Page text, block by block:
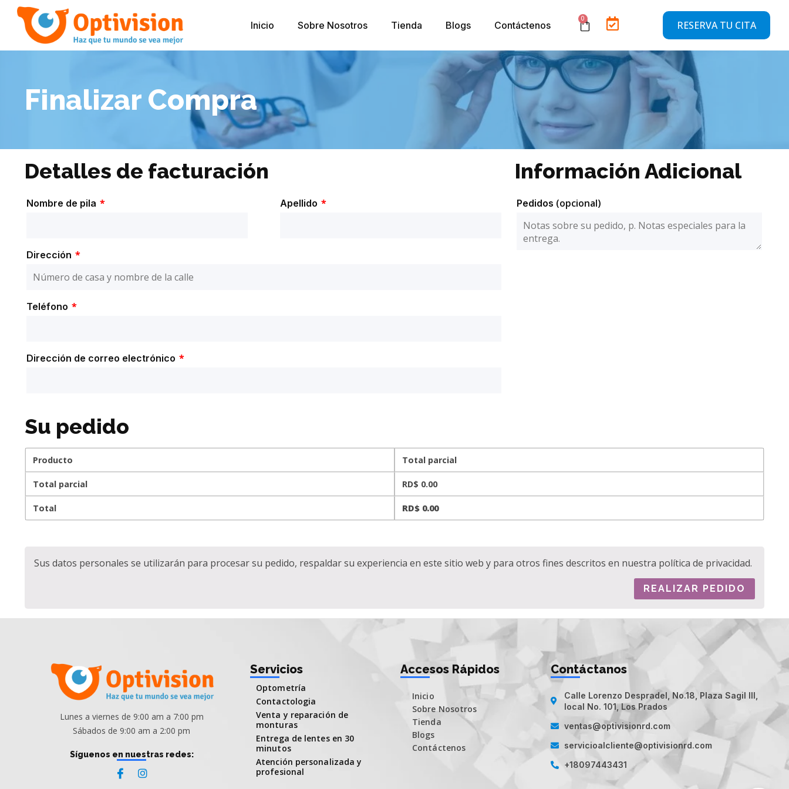
Inicio Sobre Nosotros Tienda Blogs Contáctenos RESERVA TU CITA
Finalizar Compra
Detalles de facturación
Nombre de pila * Apellido *
Dirección *
Teléfono *
Dirección de correo electrónico *
Información Adicional
Pedidos (opcional)
Su pedido
Producto Total parcial
Total parcial RD$ 0.00
Total RD$ 0.00
Sus datos personales se utilizarán para procesar su pedido, respaldar su experiencia en este sitio web y para otros fines descritos en nuestra política de privacidad.
REALIZAR PEDIDO
Lunes a viernes de 9:00 am a 7:00 pm
Sábados de 9:00 am a 2:00 pm
Síguenos en nuestras redes:
Servicios
Optometría
Contactologia
Venta y reparación de
monturas
Entrega de lentes en 30
minutos
Atención personalizada y
profesional
Accesos Rápidos
Inicio
Sobre Nosotros
Tienda
Blogs
Contáctenos
Contáctanos
Calle Lorenzo Despradel, No.18, Plaza Sagil III,
local No. 101, Los Prados
ventas@optivisionrd.com
servicioalcliente@optivisionrd.com
+18097443431